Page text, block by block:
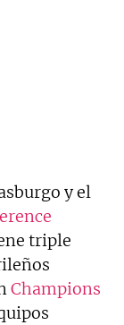
y el
triple
Champions